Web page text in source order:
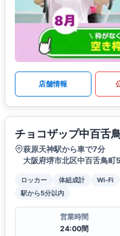
店舗情報
チョコザップ中百舌
萩原天神駅から車で7分
大阪府堺市北区中百舌鳥
ロッカー 体組成計 Wi-Fi
駅から5分以内
営業時間
24:00間